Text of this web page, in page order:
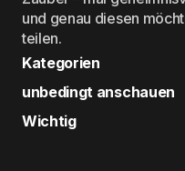
und genau diesen
teilen.
Kategorien
unbedingt anschauen
Wichtig